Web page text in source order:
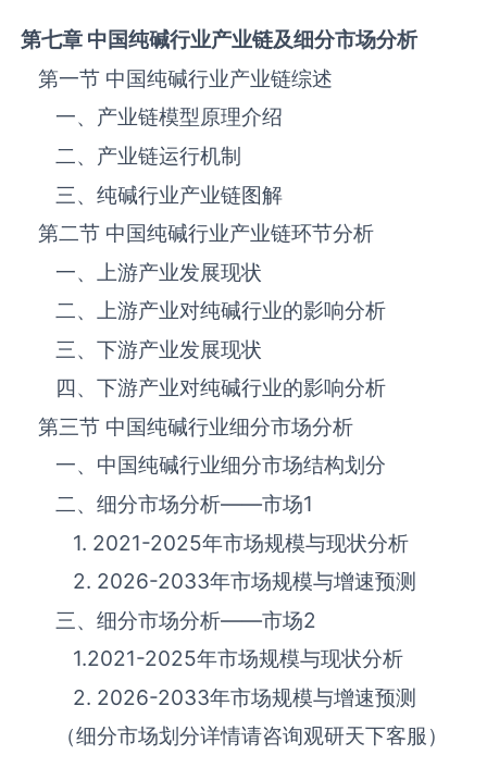
第七章 中国纯碱行业产业链及细分市场分析
第一节 中国纯碱‌‌‌行业产业链综述
一、产业链模型原理介绍
二、产业链运行机制
三、纯碱‌‌‌行业产业链图解
第二节 中国纯碱‌‌‌行业产业链环节分析
一、上游产业发展现状
二、上游产业对纯碱‌‌‌行业的影响分析
三、下游产业发展现状
四、下游产业对纯碱‌‌‌行业的影响分析
第三节 中国纯碱‌‌‌行业细分市场分析
一、中国纯碱‌‌‌行业细分市场结构划分
二、细分市场分析——市场1
1. 2021-2025年市场规模与现状分析
2. 2026-2033年市场规模与增速预测
三、细分市场分析——市场2
1.2021-2025年市场规模与现状分析
2. 2026-2033年市场规模与增速预测
（细分市场划分详情请咨询观研天下客服）